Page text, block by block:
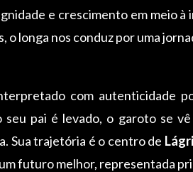
e crescimento em meio
o longa nos conduz por uma
com autenticidade
seu pai é levado, o garoto se
Sua trajetória é o centro de
futuro melhor, representada